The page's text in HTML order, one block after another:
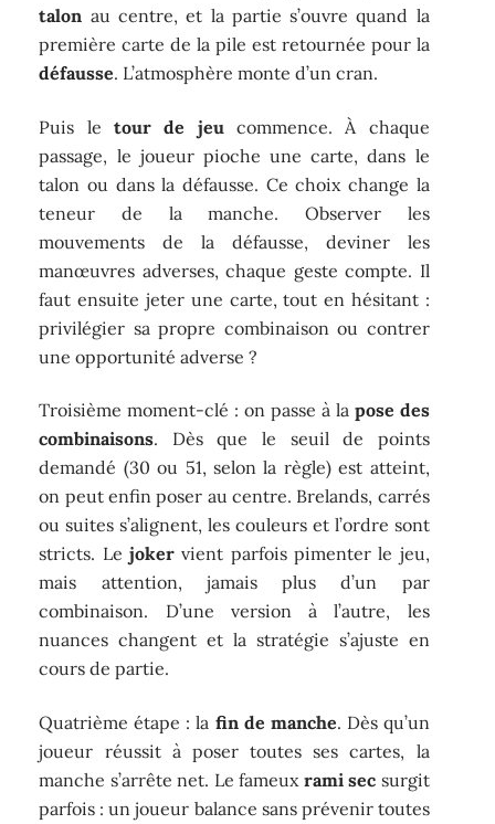
talon au centre, et la partie s’ouvre quand la
première carte de la pile est retournée pour la
défausse. L’atmosphère monte d’un cran.
Puis letour de jeu commence. À chaque
passage, le joueur pioche une carte, dans le
talon ou dans la défausse. Ce choix change la
teneur de la manche. Observer les
mouvements de la défausse, deviner les
manœuvres adverses, chaque geste compte. Il
faut ensuite jeter une carte, tout en hésitant :
privilégier sa propre combinaison ou contrer
une opportunité adverse ?
Troisième moment-clé : on passe à la pose des
combinaisons. Dès que le seuil de points
demandé (30 ou 51, selon la règle) est atteint,
on peut enfin poser au centre. Brelands, carrés
ou suites s’alignent, les couleurs et l’ordre sont
stricts. Lejoker vient parfois pimenter le jeu,
mais attention, jamais plus d’un par
combinaison. D’une version à l’autre, les
nuances changent et la stratégie s’ajuste en
cours de partie.
Quatrième étape : la fin de manche. Dès qu’un
joueur réussit à poser toutes ses cartes, la
manche s’arrête net. Le fameux rami sec surgit
parfois : un joueur balance sans prévenir toutes